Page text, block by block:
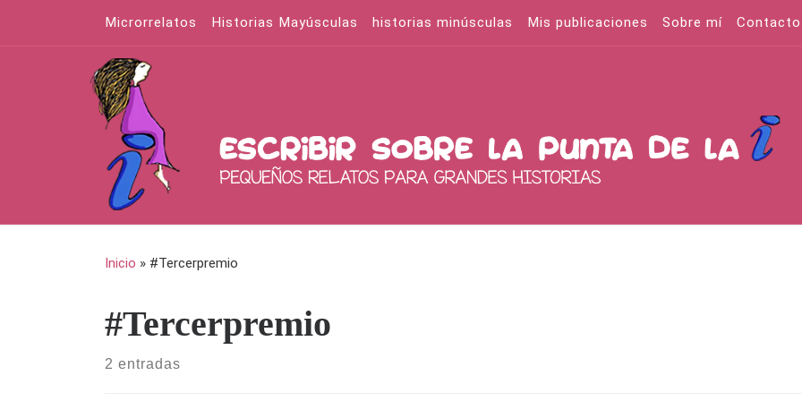
Saltar al contenido
Microrrelatos Historias Mayúsculas historias minúsculas Mis publicaciones Sobre mí Contacto
Inicio » #Tercerpremio
#Tercerpremio
2 entradas